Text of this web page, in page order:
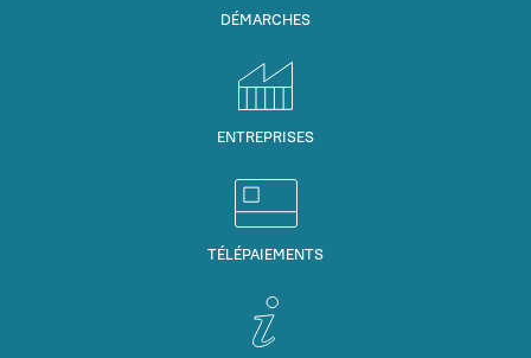
DÉMARCHES
ENTREPRISES
TÉLÉPAIEMENTS